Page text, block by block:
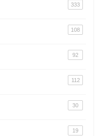
333
108
92
112
30
19